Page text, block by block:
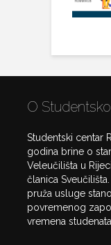
O
Studentski centar
godina brine o
Veleučilišta u
članica
pruža usluge
povremenog
vremena